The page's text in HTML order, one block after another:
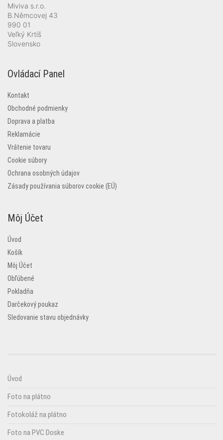
Miviva s.r.o.
B.Němcovej 43
990 01
Veľký Krtíš
Slovensko
Ovládací Panel
Kontakt
Obchodné podmienky
Doprava a platba
Reklamácie
Vrátenie tovaru
Cookie súbory
Ochrana osobných údajov
Zásady používania súborov cookie (EÚ)
Môj Účet
Úvod
Košík
Môj Účet
Obľúbené
Pokladňa
Darčekový poukaz
Sledovanie stavu objednávky
Úvod
Foto na plátno
Fotokoláž na plátno
Foto na PVC Doske